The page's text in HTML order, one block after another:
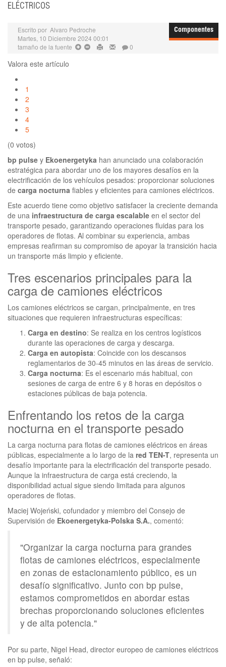
ELÉCTRICOS
Componentes
Escrito por Alvaro Pedroche
Martes, 10 Diciembre 2024 00:01
tamaño de la fuente
0
Valora este artículo
1
2
3
4
5
(0 votos)
bp pulse y Ekoenergetyka han anunciado una colaboración
estratégica para abordar uno de los mayores desafíos en la
electrificación de los vehículos pesados: proporcionar soluciones
de carga nocturna fiables y eficientes para camiones eléctricos.
Este acuerdo tiene como objetivo satisfacer la creciente demanda
de una infraestructura de carga escalable en el sector del
transporte pesado, garantizando operaciones fluidas para los
operadores de flotas. Al combinar su experiencia, ambas
empresas reafirman su compromiso de apoyar la transición hacia
un transporte más limpio y eficiente.
Tres escenarios principales para la
carga de camiones eléctricos
Los camiones eléctricos se cargan, principalmente, en tres
situaciones que requieren infraestructuras específicas:
Carga en destino: Se realiza en los centros logísticos
durante las operaciones de carga y descarga.
Carga en autopista: Coincide con los descansos
reglamentarios de 30-45 minutos en las áreas de servicio.
Carga nocturna: Es el escenario más habitual, con
sesiones de carga de entre 6 y 8 horas en depósitos o
estaciones públicas de baja potencia.
Enfrentando los retos de la carga
nocturna en el transporte pesado
La carga nocturna para flotas de camiones eléctricos en áreas
públicas, especialmente a lo largo de la red TEN-T, representa un
desafío importante para la electrificación del transporte pesado.
Aunque la infraestructura de carga está creciendo, la
disponibilidad actual sigue siendo limitada para algunos
operadores de flotas.
Maciej Wojeński, cofundador y miembro del Consejo de
Supervisión de Ekoenergetyka-Polska S.A., comentó:
"Organizar la carga nocturna para grandes
flotas de camiones eléctricos, especialmente
en zonas de estacionamiento público, es un
desafío significativo. Junto con bp pulse,
estamos comprometidos en abordar estas
brechas proporcionando soluciones eficientes
y de alta potencia."
Por su parte, Nigel Head, director europeo de camiones eléctricos
en bp pulse, señaló: